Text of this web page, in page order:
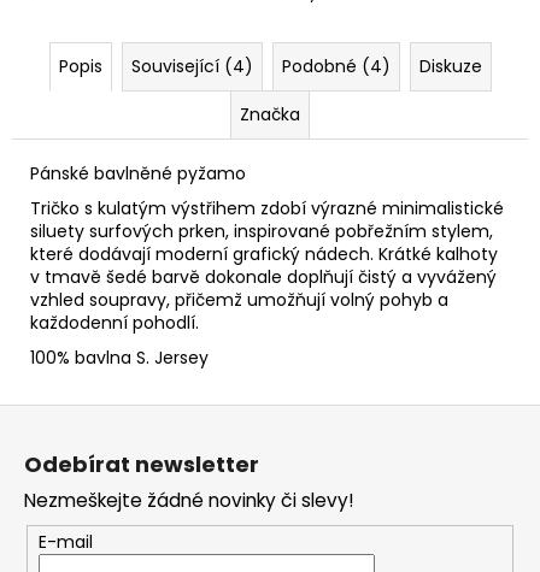
Popis Související (4) Podobné (4)
Diskuze
Značka
Pánské bavlněné pyžamo
Tričko s kulatým výstřihem zdobí výrazné minimalistické
siluety surfových prken, inspirované pobřežním stylem,
které dodávají moderní grafický nádech. Krátké kalhoty
v tmavě šedé barvě dokonale doplňují čistý a vyvážený
vzhled soupravy, přičemž umožňují volný pohyb a
každodenní pohodlí.
100% bavlna S. Jersey
Z
Odebírat newsletter
Nezmeškejte žádné novinky či slevy!
E-mail